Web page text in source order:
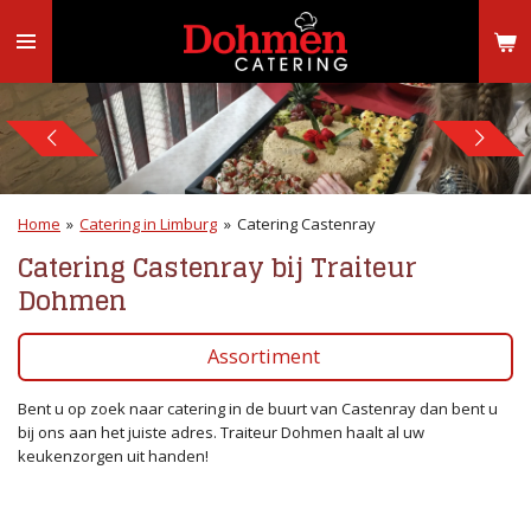
direct
hoofdinhoud
Home » Catering in Limburg » Catering Castenray
Catering Castenray bij Traiteur
Dohmen
Assortiment
Bent u op zoek naar catering in de buurt van Castenray dan bent u
bij ons aan het juiste adres. Traiteur Dohmen haalt al uw
keukenzorgen uit handen!